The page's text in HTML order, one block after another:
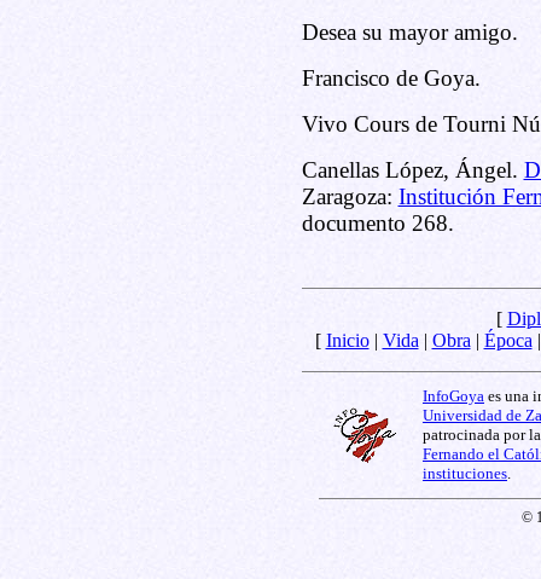
Desea su mayor amigo.
Francisco de Goya.
Vivo Cours de Tourni
Canellas López, Ángel.
Zaragoza: Institución
documento 268.
[
[ Inicio| Vida | Obra | Época
InfoGoya es una
Universidad de
patrocinada por
Fernando el
instituciones
©